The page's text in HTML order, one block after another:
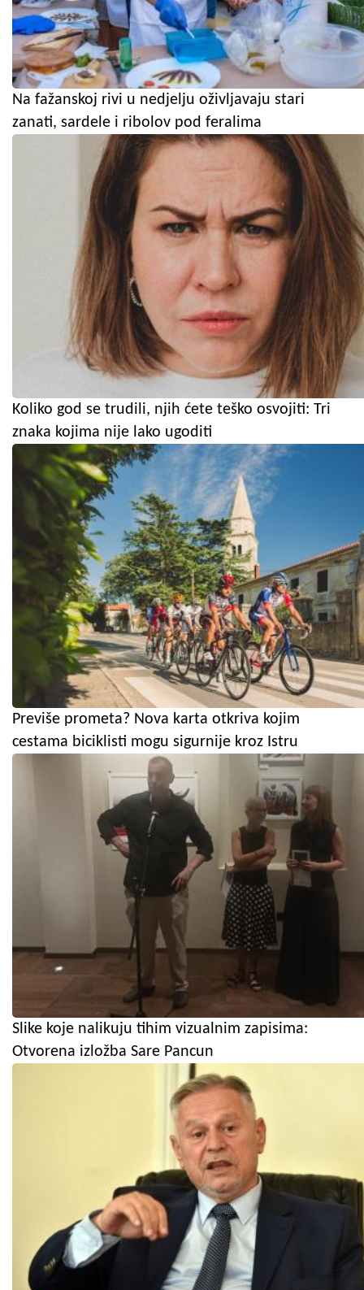
Na fažanskoj rivi u nedjelju oživljavaju stari
zanati, sardele i ribolov pod feralima
Koliko god se trudili, njih ćete teško osvojiti: Tri
znaka kojima nije lako ugoditi
Previše prometa? Nova karta otkriva kojim
cestama biciklisti mogu sigurnije kroz Istru
Slike koje nalikuju tihim vizualnim zapisima:
Otvorena izložba Sare Pancun